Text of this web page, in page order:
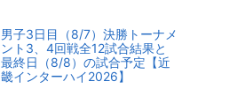
男子3日目（8/7）決勝トーナメ
ント3、4回戦全12試合結果と
最終日（8/8）の試合予定【近
畿インターハイ2026】